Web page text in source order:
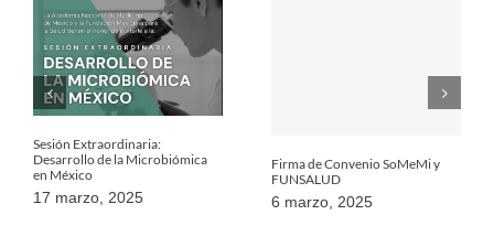
Sesión Extraordinaria:
Desarrollo de la Microbiómica
en México
17 marzo, 2025
Firma de Convenio SoMeMi y
FUNSALUD
6 marzo, 2025